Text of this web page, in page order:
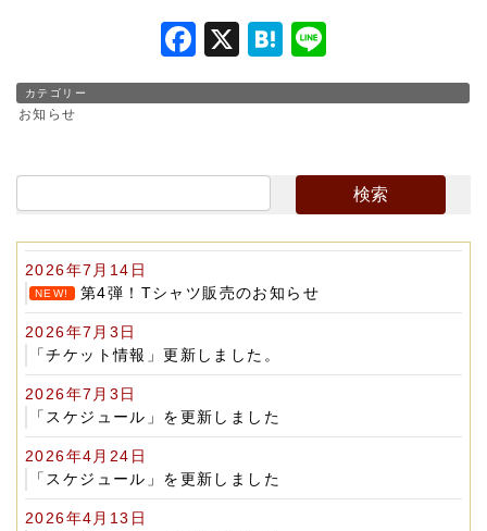
F
a
c
b
o
o
k
X H
at
e
a
n
e
カテゴリー
お知らせ
2026年7月14日
NEW! 第4弾！Tシャツ販売のお知らせ
2026年7月3日
「チケット情報」更新しました。
2026年7月3日
「スケジュール」を更新しました
2026年4月24日
「スケジュール」を更新しました
2026年4月13日